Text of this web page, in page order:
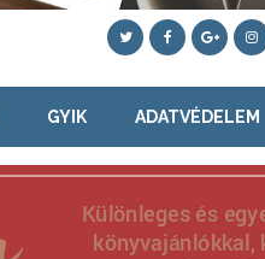
GYIK ADATVÉDELEM